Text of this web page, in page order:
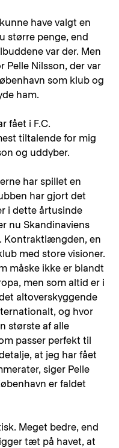
have valgt en
større penge, end
var der. Men
Pelle Nilsson, der var
som klub og
ham.
fået i F.C.
tiltalende for mig
og uddyber.
har spillet en
har gjort det
i dette årtusinde
nu Skandinaviens
Kontraktlængden, en
med store visioner.
måske ikke er blandt
men som altid er i
altoverskyggende
og hvor
største af alle
passer perfekt til
at jeg har fået
siger Pelle
er faldet
Meget bedre, end
tæt på havet, at